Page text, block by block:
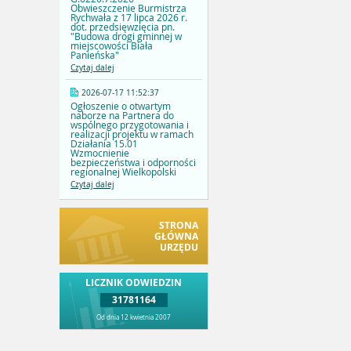
Obwieszczenie Burmistrza
Rychwała z 17 lipca 2026 r.
dot. przedsięwzięcia pn.
"Budowa drogi gminnej w
miejscowości Biała
Panieńska"
Czytaj dalej
2026-07-17 11:52:37
Ogłoszenie o otwartym
naborze na Partnera do
wspólnego przygotowania i
realizacji projektu w ramach
Działania 15.01
Wzmocnienie
bezpieczeństwa i odporności
regionalnej Wielkopolski
Czytaj dalej
STRONA
GŁÓWNA
URZĘDU
LICZNIK ODWIEDZIN
31781164
Od dnia 12 kwietnia 2007